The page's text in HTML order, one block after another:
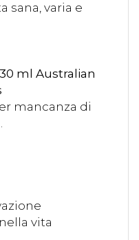
sana, varia e
ml Australian
mancanza di
vita